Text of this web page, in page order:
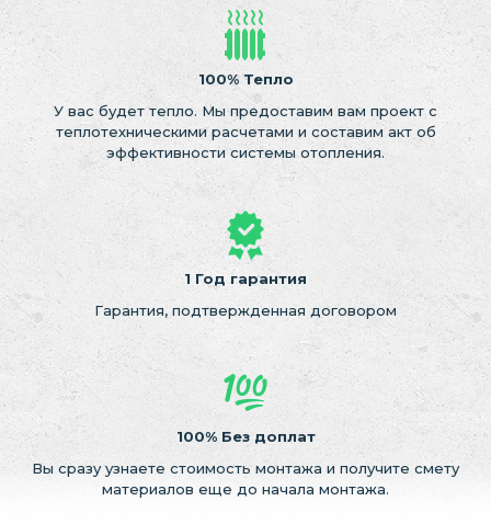
100% Тепло
У вас будет тепло. Мы предоставим вам проект с
теплотехническими расчетами и составим акт об
эффективности системы отопления.
1 Год гарантия
Гарантия, подтвержденная договором
100% Без доплат
Вы сразу узнаете стоимость монтажа и получите смету
материалов еще до начала монтажа.